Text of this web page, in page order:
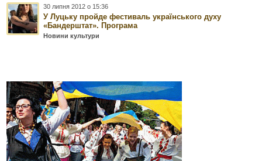
30 липня 2012 о 15:36
У Луцьку пройде фестиваль українського духу
«Бандерштат». Програма
Новини культури